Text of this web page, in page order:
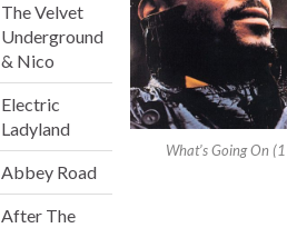
The Velvet
Underground
& Nico
Electric
Ladyland
Abbey Road
After The
What’s Going On